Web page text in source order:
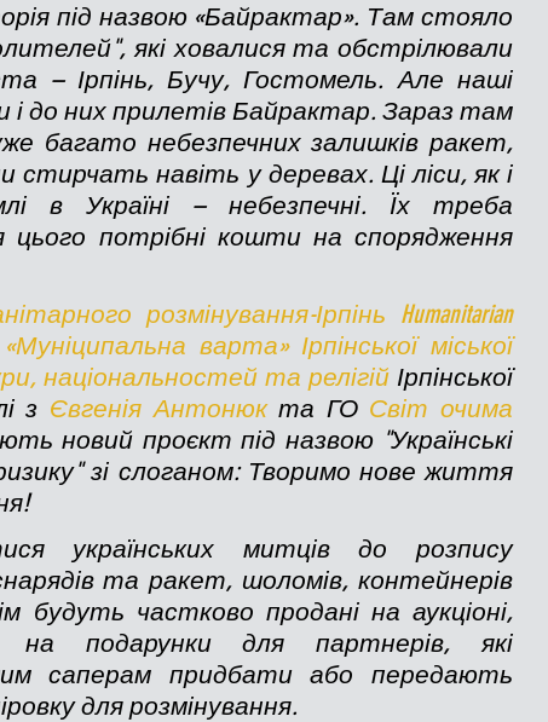
під назвою «Байрактар». Там стояло
які ховалися та обстрілювали
– Ірпінь, Бучу, Гостомель. Але наші
і до них прилетів Байрактар. Зараз там
багато небезпечних залишків ракет,
стирчать навіть у деревах. Ці ліси, як і
в Україні – небезпечні. Їх треба
цього потрібні кошти на спорядження
розмінування-Ірпінь Humanitarian
варта» Ірпінської міської
національностей та релігій Ірпінської
з Євгенія Антонюк та ГО Світ очима
новий проєкт під назвою "Українські
зі слоганом: Творимо нове життя
українських митців до розпису
та ракет, шоломів, контейнерів
будуть частково продані на аукціоні,
на подарунки для партнерів, які
саперам придбати або передають
для розмінування.